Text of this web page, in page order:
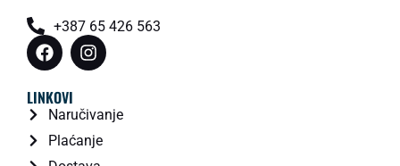
+387 65 426 563
LINKOVI
Naručivanje
Plaćanje